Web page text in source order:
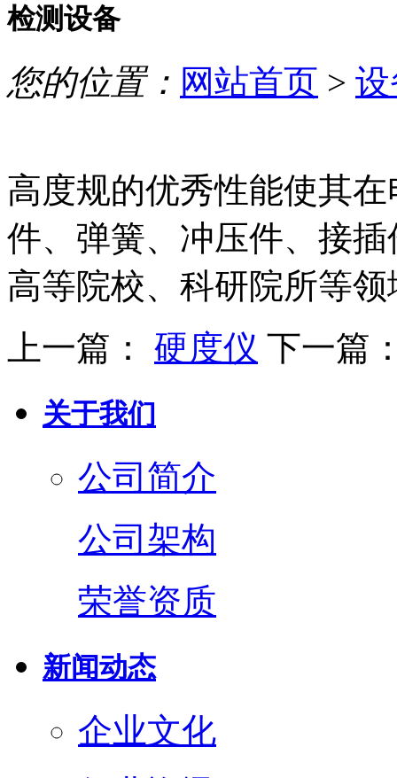
检测设备
您的位置： 网站首页 >
高度规的优秀性能使其
件、弹簧、冲压件、接
高等院校、科研院所等
上一篇： 硬度仪 下一篇
关于我们
公司简介
公司架构
荣誉资质
新闻动态
企业文化